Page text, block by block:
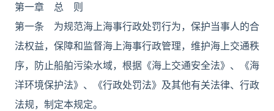
第一章 总 则
第一条 为规范海上海事行政处罚行为，保护当事人的合
法权益，保障和监督海上海事行政管理，维护海上交通秩
序，防止船舶污染水域，根据《海上交通安全法》、《海
洋环境保护法》、《行政处罚法》及其他有关法律、行政
法规，制定本规定。